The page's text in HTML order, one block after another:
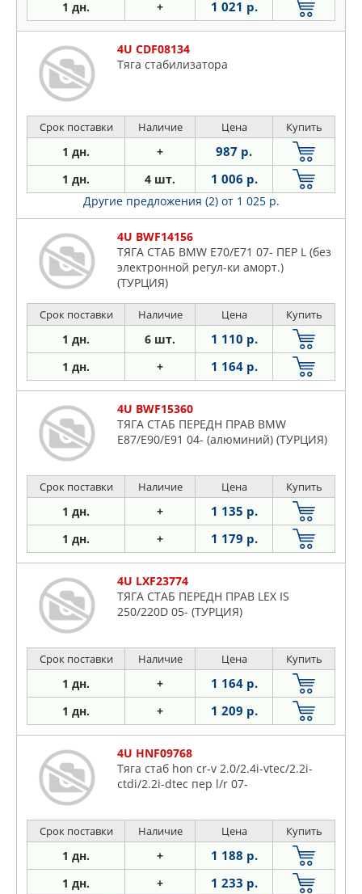
1 дн. + 1 021 р.
4U CDF08134
Тягa стабилизатора
Срок поставки Наличие Цена Купить
1 дн. + 987 р.
1 дн. 4 шт. 1 006 р.
Другие предложения (2) от 1 025 р.
4U BWF14156
ТЯГА СТАБ BMW E70/E71 07- ПЕР L (без
электронной регул-ки аморт.)
(ТУРЦИЯ)
Срок поставки Наличие Цена Купить
1 дн. 6 шт. 1 110 р.
1 дн. + 1 164 р.
4U BWF15360
ТЯГА СТАБ ПЕРЕДН ПРАВ BMW
E87/E90/E91 04- (алюминий) (ТУРЦИЯ)
Срок поставки Наличие Цена Купить
1 дн. + 1 135 р.
1 дн. + 1 179 р.
4U LXF23774
ТЯГА СТАБ ПЕРЕДН ПРАВ LEX IS
250/220D 05- (ТУРЦИЯ)
Срок поставки Наличие Цена Купить
1 дн. + 1 164 р.
1 дн. + 1 209 р.
4U HNF09768
Тяга стаб hon cr-v 2.0/2.4i-vtec/2.2i-
ctdi/2.2i-dtec пер l/r 07-
Срок поставки Наличие Цена Купить
1 дн. + 1 188 р.
1 дн. + 1 233 р.